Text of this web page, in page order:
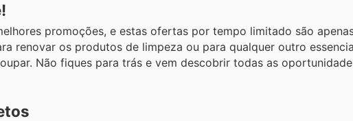
promoções, e estas ofertas por tempo limitado são
renovar os produtos de limpeza ou para qualquer outro
Não fiques para trás e vem descobrir todas as